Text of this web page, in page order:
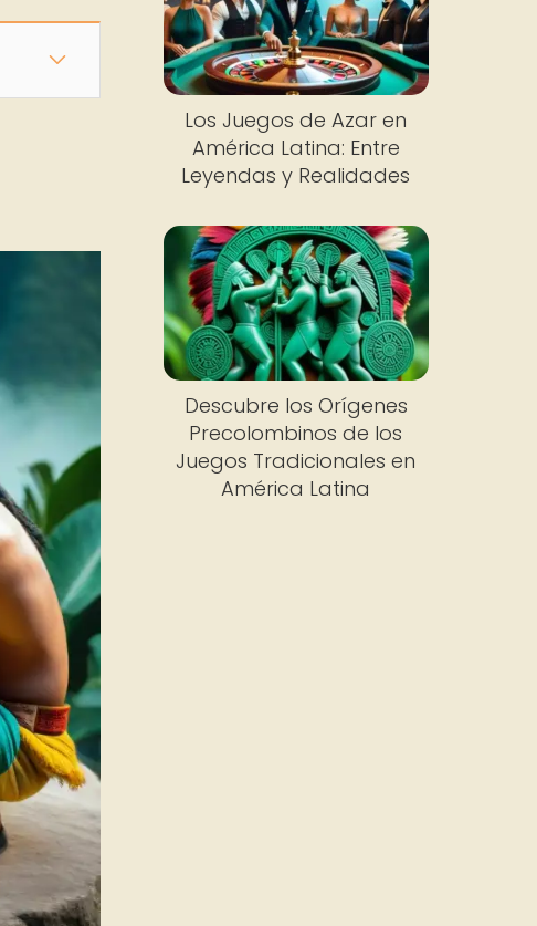
Los Juegos de Azar en
América Latina: Entre
Leyendas y Realidades
Descubre los Orígenes
Precolombinos de los
Juegos Tradicionales en
América Latina